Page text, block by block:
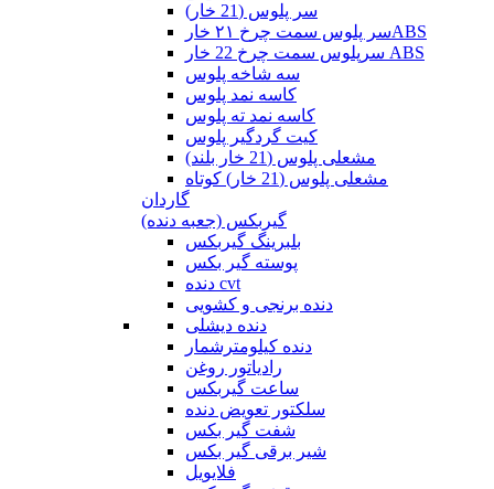
سر پلوس (21 خار)
سر پلوس سمت چرخ ۲۱ خارABS
سرپلوس سمت چرخ 22 خار ABS
سه شاخه پلوس
کاسه نمد پلوس
کاسه نمد ته پلوس
کیت گردگیر پلوس
مشعلی پلوس (21 خار بلند)
مشعلی پلوس (21 خار) کوتاه
گاردان
گیربکس (جعبه دنده)
بلبرینگ گیربکس
پوسته گیر بکس
دنده cvt
دنده برنجی و کشویی
دنده دیشلی
دنده کیلومترشمار
رادیاتور روغن
ساعت گیربکس
سلکتور تعویض دنده
شفت گیر بکس
شیر برقی گیر بکس
فلایویل